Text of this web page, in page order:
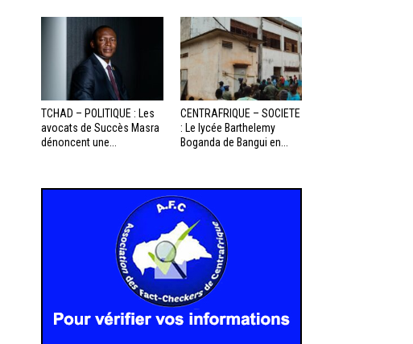
TCHAD – POLITIQUE : Les
avocats de Succès Masra
dénoncent une...
CENTRAFRIQUE – SOCIETE
: Le lycée Barthelemy
Boganda de Bangui en...